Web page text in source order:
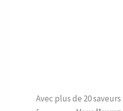
Avec plus de 20